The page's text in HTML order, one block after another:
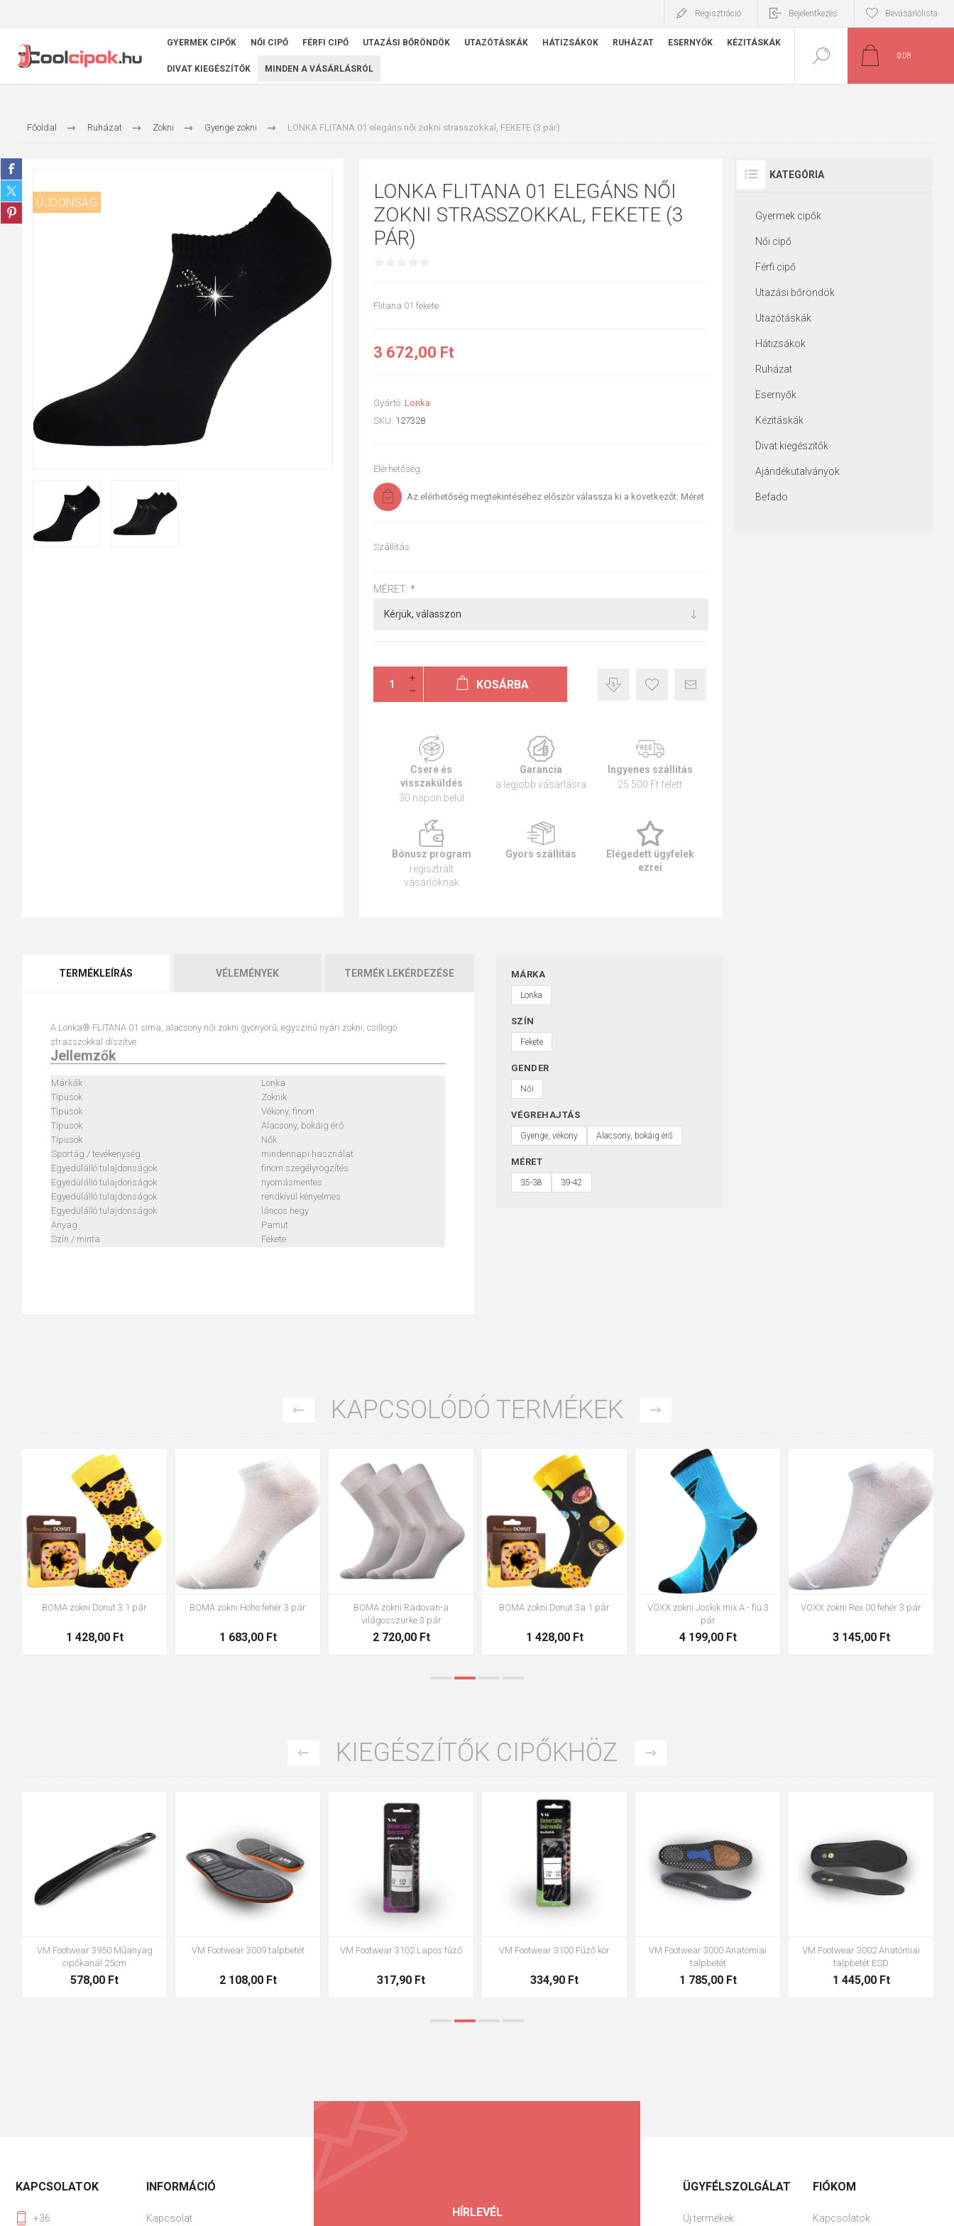
Regisztráció Bejelentkezés Bevásárlólista
GYERMEK CIPŐK NŐI CIPŐ FÉRFI CIPŐ UTAZÁSI BŐRÖNDÖK UTAZÓTÁSKÁK HÁTIZSÁKOK RUHÁZAT ESERNYŐK KÉZITÁSKÁK
DIVAT KIEGÉSZÍTŐK MINDEN A VÁSÁRLÁSRÓL
0 DB
Főoldal Ruházat Zokni Gyenge zokni LONKA FLITANA 01 elegáns női zokni strasszokkal, FEKETE (3 pár)
ÚJDONSÁG
LONKA FLITANA 01 ELEGÁNS NŐI
ZOKNI STRASSZOKKAL, FEKETE (3
PÁR)
Flitana 01 fekete
3 672,00 Ft
Gyártó: Lonka
SKU: 127328
Elérhetőség:
Az elérhetőség megtekintéséhez először válassza ki a következőt: Méret
Szállítás:
MÉRET: *
KOSÁRBA
Csere és
visszaküldés
30 napon belül
Garancia
a legjobb vásárlásra
Ingyenes szállítás
25 500 Ft felett
Bónusz program
regisztrált
vásárlóknak
Gyors szállítás
Elégedett ügyfelek
ezrei
TERMÉKLEÍRÁS VÉLEMÉNYEK TERMÉK LEKÉRDEZÉSE
A Lonka® FLITANA 01 sima, alacsony női zokni gyönyörű, egyszínű nyári zokni, csillogó
strasszokkal díszítve.
Jellemzők
Márkák
Lonka
Típusok
Zoknik
Típusok
Vékony, finom
Típusok
Alacsony, bokáig érő
Típusok
Nők
Sportág / tevékenység
mindennapi használat
Egyedülálló tulajdonságok
finom szegélyrögzítés
Egyedülálló tulajdonságok
nyomásmentes
Egyedülálló tulajdonságok
rendkívül kényelmes
Egyedülálló tulajdonságok
láncos hegy
Anyag
Pamut
Szín / minta
Fekete
MÁRKA
Lonka
SZÍN
Fekete
GENDER
Női
VÉGREHAJTÁS
Gyenge, vékony Alacsony, bokáig érő
MÉRET
35-38 39-42
KATEGÓRIA
Gyermek cipők
Női cipő
Férfi cipő
Utazási bőröndök
Utazótáskák
Hátizsákok
Ruházat
Esernyők
Kézitáskák
Divat kiegészítők
Ajándékutalványok
Befado
KAPCSOLÓDÓ TERMÉKEK
BOMA zokni Donut 3a 1 pár
1 428,00 Ft
42-45
VOXX zokni Joskik mix A - fiú 3
4 199,00 Ft
30-34
VOXX zokni Rex 00 fehér 3 pár
3 145,00 Ft
35-38 39-42
VOXX zokni Setra fehér 3 pár
3 434,00 Ft
39-42 43-46
VOXX Revolt khaki zokni 3 pár
4 828,00 Ft
39-42 43-46
VOXX zokni Rexik 01 mix fiú 3 pár
2 941,00 Ft
20-24
KIEGÉSZÍTŐK CIPŐKHÖZ
VM Footwear 3950 Műanyag
cipőkanál 25cm
578,00 Ft
VM Footwear 3009 talpbetét
2 108,00 Ft
VM Footwear 3102 Lapos fűző
317,90 Ft
125cm
VM Footwear 3100 Fűző kör
334,90 Ft
125cm
VM Footwear 3000 Anatómiai
talpbetét
1 785,00 Ft
VM Footwear 3002 Anatómiai
talpbetét ESD
1 445,00 Ft
HÍRLEVÉL
KAPCSOLATOK
+36
INFORMÁCIÓ
Kapcsolat
ÜGYFÉLSZOLGÁLAT
Új termékek
FIÓKOM
Kapcsolatok